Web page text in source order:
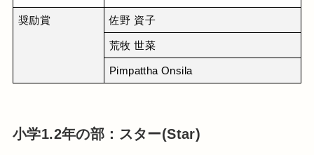
奨励賞 佐野 資子
荒牧 世菜
Pimpattha Onsila
小学1.2年の部：スター(Star)